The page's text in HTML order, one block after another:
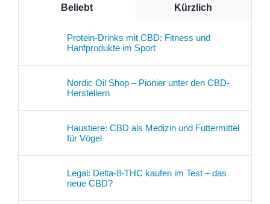
Beliebt Kürzlich
Protein-Drinks mit CBD: Fitness und
Hanfprodukte im Sport
Nordic Oil Shop – Pionier unter den CBD-
Herstellern
Haustiere: CBD als Medizin und Futtermittel
für Vögel
Legal: Delta-8-THC kaufen im Test – das
neue CBD?